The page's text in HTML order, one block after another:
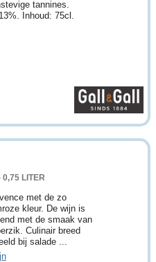
tannines.
Inhoud: 75cl.
0,75 LITER
met de zo
kleur. De wijn is
met de smaak van
Culinair breed
bij salade ...